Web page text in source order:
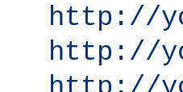
http://
http://